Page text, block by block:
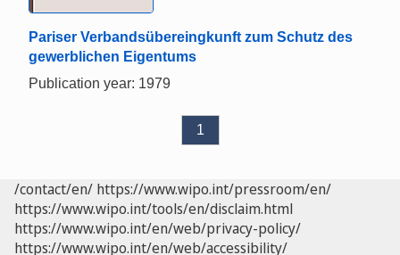
Pariser Verbandsübereingkunft zum Schutz des
gewerblichen Eigentums
Publication year: 1979
1
/contact/en/ https://www.wipo.int/pressroom/en/
https://www.wipo.int/tools/en/disclaim.html
https://www.wipo.int/en/web/privacy-policy/
https://www.wipo.int/en/web/accessibility/